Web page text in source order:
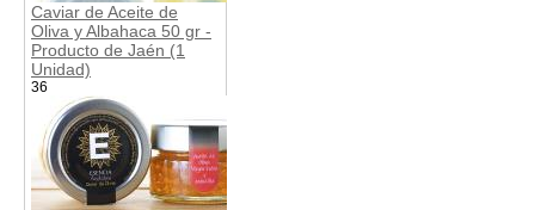
Caviar de Aceite de
Oliva y Albahaca 50 gr -
Producto de Jaén (1
Unidad)
36